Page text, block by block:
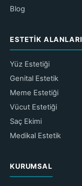
Blog
ESTETIK ALANLARI
Yüz Estetiği
Genital Estetik
Meme Estetiği
Vücut Estetiği
Saç Ekimi
Medikal Estetik
KURUMSAL